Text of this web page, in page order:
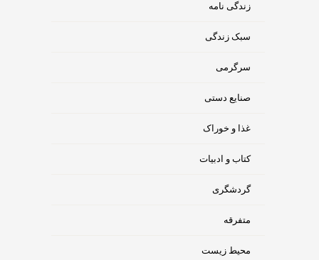
زندگی نامه
سبک زندگی
سرگرمی
صنایع دستی
غذا و خوراک
کتاب و ادبیات
گردشگری
متفرقه
محیط زیست